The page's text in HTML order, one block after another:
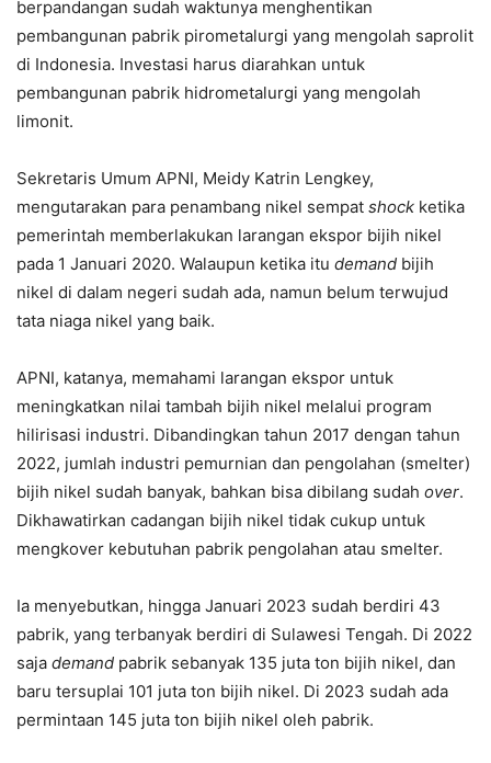
berpandangan sudah waktunya menghentikan
pembangunan pabrik pirometalurgi yang mengolah saprolit
di Indonesia. Investasi harus diarahkan untuk
pembangunan pabrik hidrometalurgi yang mengolah
limonit.
Sekretaris Umum APNI, Meidy Katrin Lengkey,
mengutarakan para penambang nikel sempat shock ketika
pemerintah memberlakukan larangan ekspor bijih nikel
pada 1 Januari 2020. Walaupun ketika itu demand bijih
nikel di dalam negeri sudah ada, namun belum terwujud
tata niaga nikel yang baik.
APNI, katanya, memahami larangan ekspor untuk
meningkatkan nilai tambah bijih nikel melalui program
hilirisasi industri. Dibandingkan tahun 2017 dengan tahun
2022, jumlah industri pemurnian dan pengolahan (smelter)
bijih nikel sudah banyak, bahkan bisa dibilang sudah over.
Dikhawatirkan cadangan bijih nikel tidak cukup untuk
mengkover kebutuhan pabrik pengolahan atau smelter.
Ia menyebutkan, hingga Januari 2023 sudah berdiri 43
pabrik, yang terbanyak berdiri di Sulawesi Tengah. Di 2022
saja demand pabrik sebanyak 135 juta ton bijih nikel, dan
baru tersuplai 101 juta ton bijih nikel. Di 2023 sudah ada
permintaan 145 juta ton bijih nikel oleh pabrik.